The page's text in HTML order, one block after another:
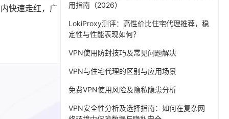
快速走红，广
用指南（2026）
LokiProxy测评：高性价比住宅代理推荐，稳
定性与性能表现如何？
VPN使用防封技巧及常见问题解决
VPN与住宅代理的区别与应用场景
免费VPN使用风险及隐私隐患分析
VPN安全性分析及选择指南：如何在复杂网